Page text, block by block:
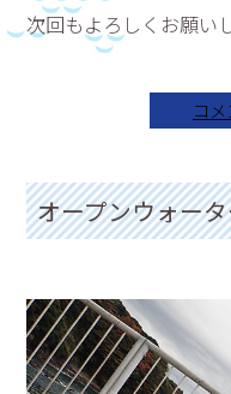
次回もよろしくお願い
コ
オープンウォー